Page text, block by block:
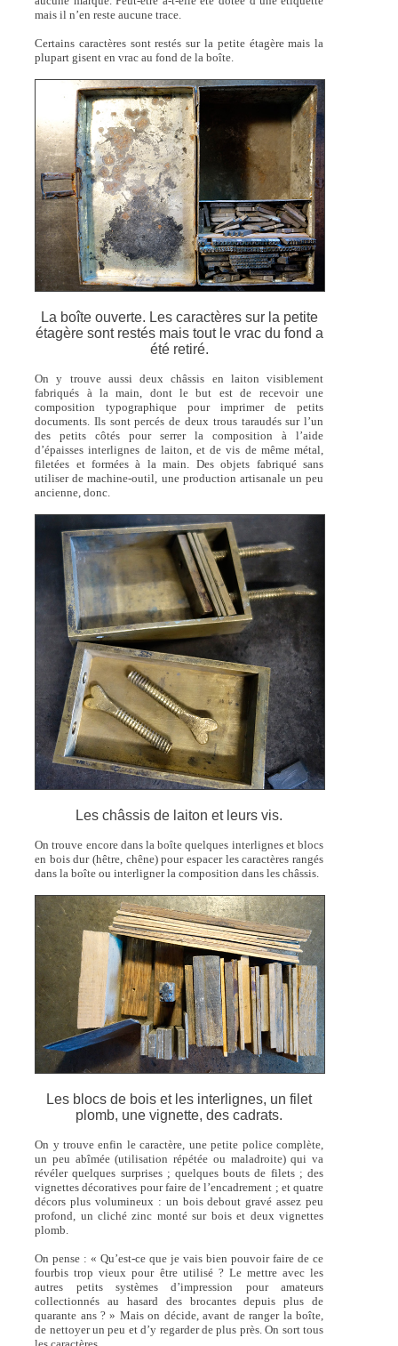
mais il n’en reste aucune trace.
Certains caractères sont restés sur la petite étagère mais la
plupart gisent en vrac au fond de la boîte.
La boîte ouverte. Les caractères sur la petite
étagère sont restés mais tout le vrac du fond a
été retiré.
On y trouve aussi deux châssis en laiton visiblement
fabriqués à la main, dont le but est de recevoir une
composition typographique pour imprimer de petits
documents. Ils sont percés de deux trous taraudés sur l’un
des petits côtés pour serrer la composition à l’aide
d’épaisses interlignes de laiton, et de vis de même métal,
filetées et formées à la main. Des objets fabriqué sans
utiliser de machine-outil, une production artisanale un peu
ancienne, donc.
Les châssis de laiton et leurs vis.
On trouve encore dans la boîte quelques interlignes et blocs
en bois dur (hêtre, chêne) pour espacer les caractères rangés
dans la boîte ou interligner la composition dans les châssis.
Les blocs de bois et les interlignes, un filet
plomb, une vignette, des cadrats.
On y trouve enfin le caractère, une petite police complète,
un peu abîmée (utilisation répétée ou maladroite) qui va
révéler quelques surprises ; quelques bouts de filets ; des
vignettes décoratives pour faire de l’encadrement ; et quatre
décors plus volumineux : un bois debout gravé assez peu
profond, un cliché zinc monté sur bois et deux vignettes
plomb.
On pense : « Qu’est-ce que je vais bien pouvoir faire de ce
fourbis trop vieux pour être utilisé ? Le mettre avec les
autres petits systèmes d’impression pour amateurs
collectionnés au hasard des brocantes depuis plus de
quarante ans ? » Mais on décide, avant de ranger la boîte,
de nettoyer un peu et d’y regarder de plus près. On sort tous